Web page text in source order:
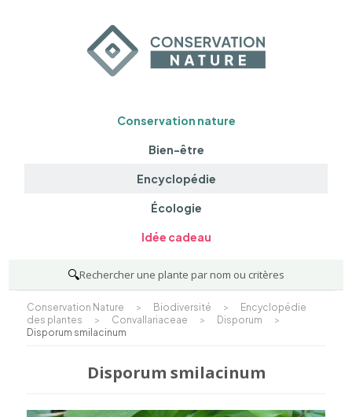
Conservation nature
Bien-être
Encyclopédie
Écologie
Idée cadeau
🔍Rechercher une plante par nom ou critères
Conservation Nature > Biodiversité >
Encyclopédie
des plantes
> Convallariaceae > Disporum
>
Disporum smilacinum
Disporum smilacinum